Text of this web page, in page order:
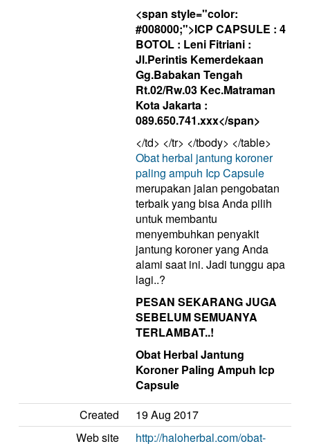
<span style="color:
#008000;">ICP CAPSULE : 4
BOTOL : Leni Fitriani :
Jl.Perintis Kemerdekaan
Gg.Babakan Tengah
Rt.02/Rw.03 Kec.Matraman
Kota Jakarta :
089.650.741.xxx</span>
</td> </tr> </tbody> </table>
Obat herbal jantung koroner
paling ampuh Icp Capsule
merupakan jalan pengobatan
terbaik yang bisa Anda pilih
untuk membantu
menyembuhkan penyakit
jantung koroner yang Anda
alami saat ini. Jadi tunggu apa
lagi..?
PESAN SEKARANG JUGA
SEBELUM SEMUANYA
TERLAMBAT..!
Obat Herbal Jantung
Koroner Paling Ampuh Icp
Capsule
Created
19 Aug 2017
Web site
http://haloherbal.com/obat-